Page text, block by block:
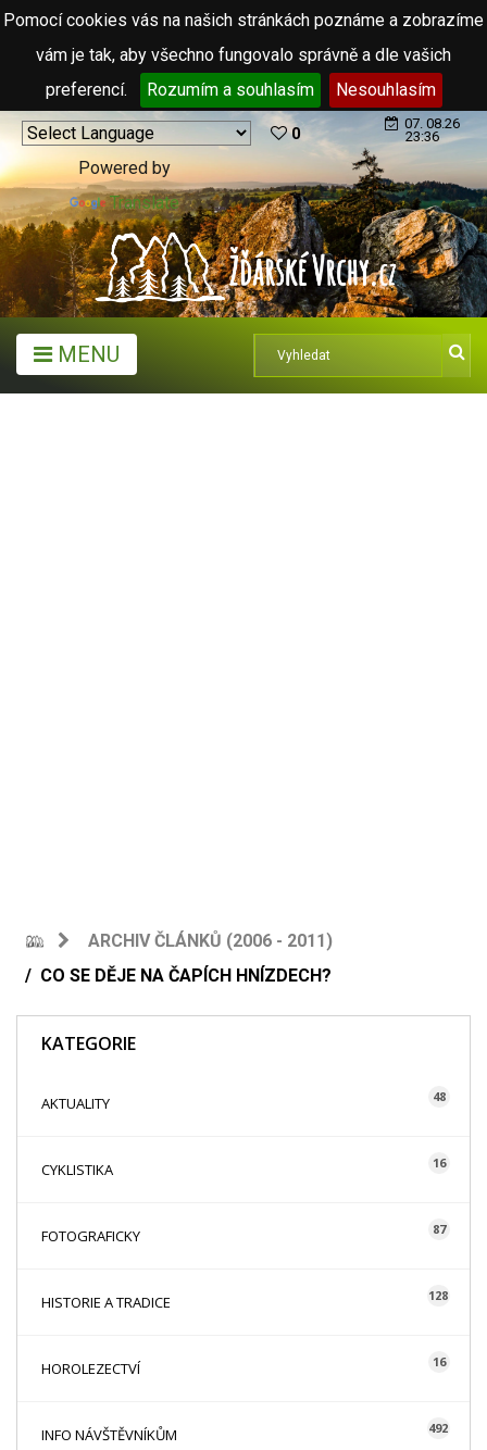
Pomocí cookies vás na našich stránkách poznáme a zobrazíme
vám je tak, aby všechno fungovalo správně a dle vašich
preferencí.
Rozumím a souhlasím Nesouhlasím
Powered by
Translate
0
07. 08.26
23:36
MENU
ARCHIV ČLÁNKŮ (2006 - 2011)
CO SE DĚJE NA ČAPÍCH HNÍZDECH?
KATEGORIE
AKTUALITY 48
CYKLISTIKA 16
FOTOGRAFICKY 87
HISTORIE A TRADICE 128
HOROLEZECTVÍ 16
INFO NÁVŠTĚVNÍKŮM 492